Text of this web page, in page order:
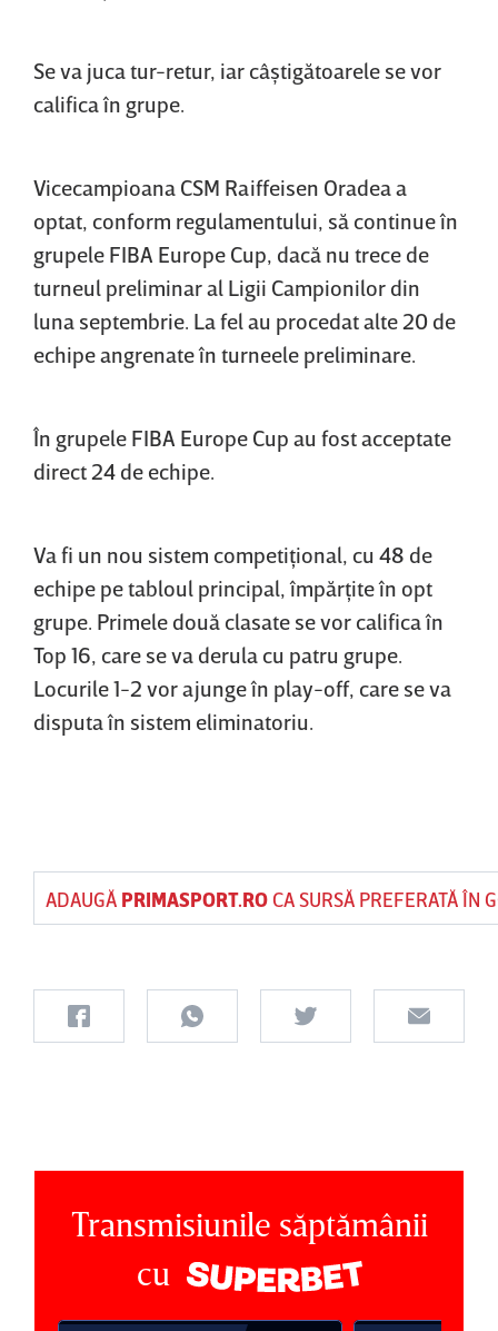
Se va juca tur-retur, iar câştigătoarele se vor
califica în grupe.
Vicecampioana CSM Raiffeisen Oradea a
optat, conform regulamentului, să continue în
grupele FIBA Europe Cup, dacă nu trece de
turneul preliminar al Ligii Campionilor din
luna septembrie. La fel au procedat alte 20 de
echipe angrenate în turneele preliminare.
În grupele FIBA Europe Cup au fost acceptate
direct 24 de echipe.
Va fi un nou sistem competiţional, cu 48 de
echipe pe tabloul principal, împărţite în opt
grupe. Primele două clasate se vor califica în
Top 16, care se va derula cu patru grupe.
Locurile 1-2 vor ajunge în play-off, care se va
disputa în sistem eliminatoriu.
ADAUGĂ PRIMASPORT.ROCA SURSĂ PREFERATĂ ÎN
Transmisiunile săptămânii
cu